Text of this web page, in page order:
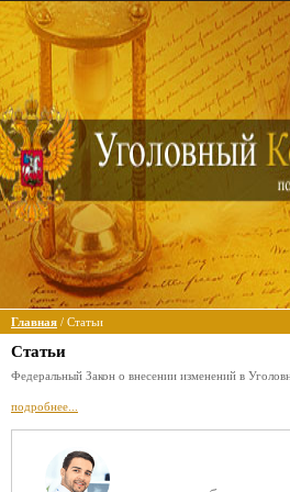
Главная / Статьи
Статьи
Федеральный Закон о внесении изменений в
подробнее...